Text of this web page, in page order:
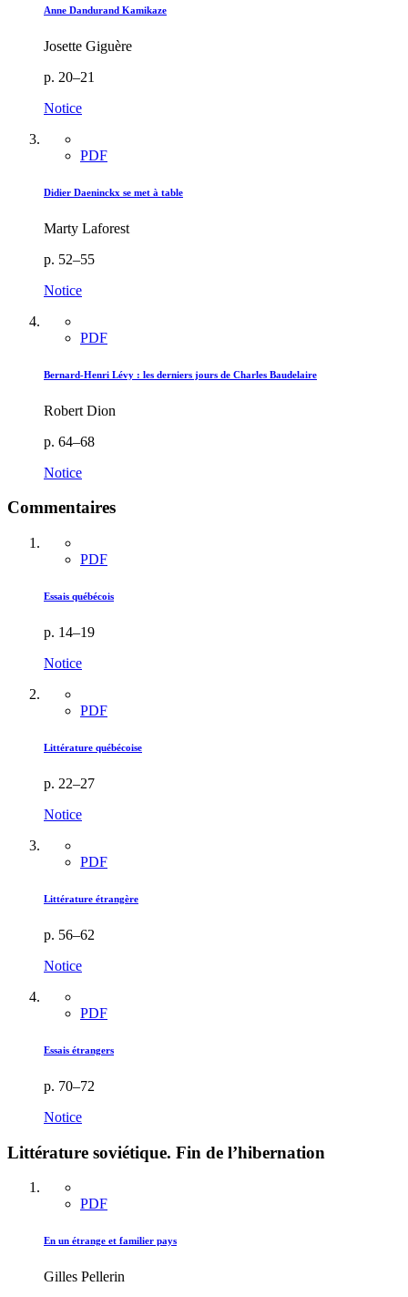
Anne Dandurand Kamikaze
Josette Giguère
p. 20–21
Notice
PDF
Didier Daeninckx se met à table
Marty Laforest
p. 52–55
Notice
PDF
Bernard-Henri Lévy : les derniers jours de Charles Baudelaire
Robert Dion
p. 64–68
Notice
Commentaires
PDF
Essais québécois
p. 14–19
Notice
PDF
Littérature québécoise
p. 22–27
Notice
PDF
Littérature étrangère
p. 56–62
Notice
PDF
Essais étrangers
p. 70–72
Notice
Littérature soviétique. Fin de l’hibernation
PDF
En un étrange et familier pays
Gilles Pellerin